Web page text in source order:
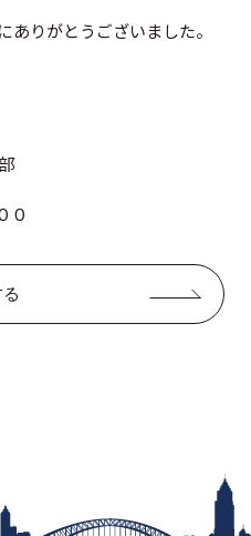
ありがとうございました。
０